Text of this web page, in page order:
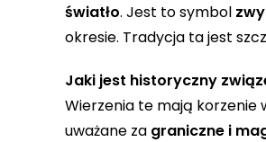
światło. Jest to symbol
okresie. Tradycja ta jest
Jaki jest historyczny
Wierzenia te mają korzenie
uważane za graniczne i